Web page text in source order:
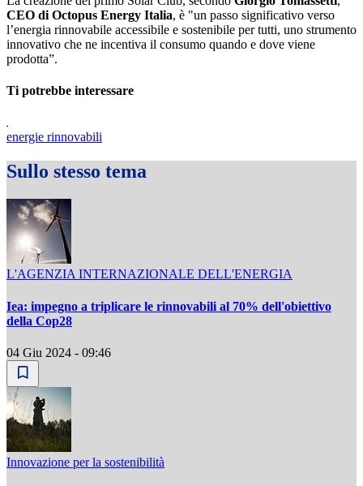
CEO di Octopus Energy Italia, è "un passo significativo verso
l’energia rinnovabile accessibile e sostenibile per tutti, uno strumento
innovativo che ne incentiva il consumo quando e dove viene
prodotta”.
Ti potrebbe interessare
energie rinnovabili
Sullo stesso tema
L'AGENZIA INTERNAZIONALE DELL'ENERGIA
Iea: impegno a triplicare le rinnovabili al 70% dell'obiettivo
della Cop28
04 Giu 2024 - 09:46
Innovazione per la sostenibilità